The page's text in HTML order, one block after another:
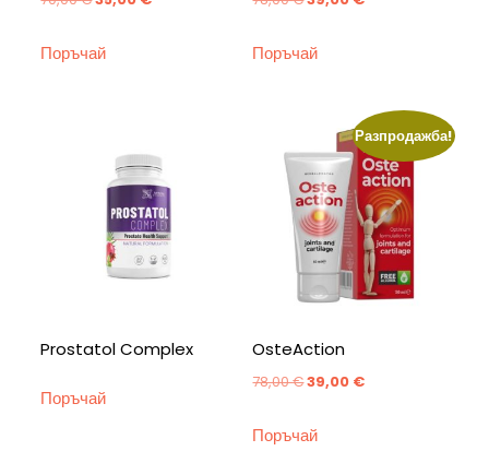
was:
Поръчай
was:
Поръчай
Prostatol Complex
Поръчай
Разпродажба!
OsteAction
78,00€Original
was:
39,00 €Текущата
Поръчай